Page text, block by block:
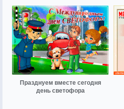
Празднуем вместе сегодня
день светофора